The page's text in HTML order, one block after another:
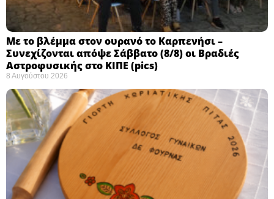
Με το βλέμμα στον ουρανό το Καρπενήσι –
Συνεχίζονται απόψε Σάββατο (8/8) οι Βραδιές
Αστροφυσικής στο ΚΙΠΕ (pics)
8 Αυγούστου 2026